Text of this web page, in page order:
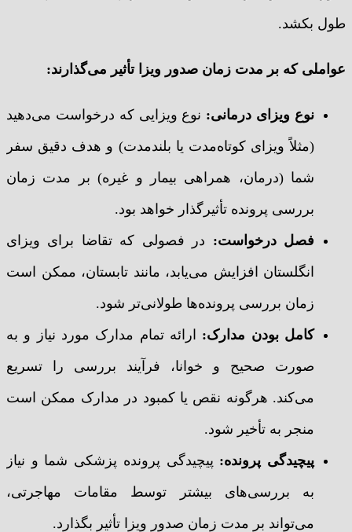
طول بکشد.
عواملی که بر مدت زمان صدور ویزا تأثیر می‌گذارند:
نوع ویزای درمانی: نوع ویزایی که درخواست می‌دهید
(مثلاً ویزای کوتاه‌مدت یا بلندمدت) و هدف دقیق سفر
شما (درمان، همراهی بیمار و غیره) بر مدت زمان
بررسی پرونده تأثیرگذار خواهد بود.
فصل درخواست: در فصولی که تقاضا برای ویزای
انگلستان افزایش می‌یابد، مانند تابستان، ممکن است
زمان بررسی پرونده‌ها طولانی‌تر شود.
کامل بودن مدارک: ارائه تمام مدارک مورد نیاز و به
صورت صحیح و خوانا، فرآیند بررسی را تسریع
می‌کند. هرگونه نقص یا کمبود در مدارک ممکن است
منجر به تأخیر شود.
پیچیدگی پرونده: پیچیدگی پرونده پزشکی شما و نیاز
به بررسی‌های بیشتر توسط مقامات مهاجرتی،
می‌تواند بر مدت زمان صدور ویزا تأثیر بگذارد.